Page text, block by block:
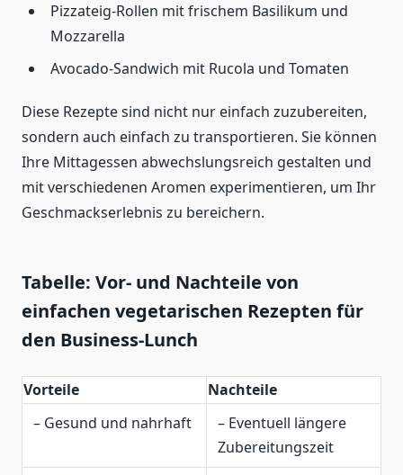
Pizzateig-Rollen mit frischem Basilikum und
Mozzarella
Avocado-Sandwich mit Rucola und Tomaten
Diese Rezepte sind nicht nur einfach zuzubereiten,
sondern auch einfach zu transportieren. Sie können
Ihre Mittagessen abwechslungsreich gestalten und
mit verschiedenen Aromen experimentieren, um Ihr
Geschmackserlebnis zu bereichern.
Tabelle: Vor- und Nachteile von
einfachen vegetarischen Rezepten für
den Business-Lunch
Vorteile
Nachteile
– Gesund und nahrhaft
– Eventuell längere
Zubereitungszeit